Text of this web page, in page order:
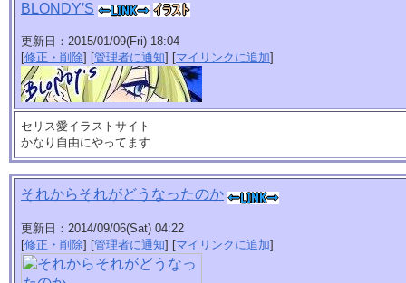
BLONDY′S
更新日：2015/01/09(Fri) 18:04
[修正・削除] [管理者に通知] [マイリンクに追加]
セリス愛イラストサイト
かなり自由にやってます
それからそれがどうなったのか
更新日：2014/09/06(Sat) 04:22
[修正・削除] [管理者に通知] [マイリンクに追加]